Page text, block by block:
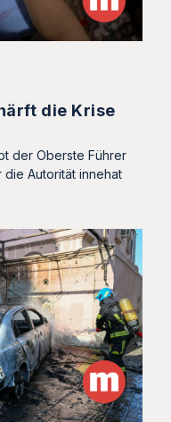
die Krise
der Oberste Führer
Autorität innehat